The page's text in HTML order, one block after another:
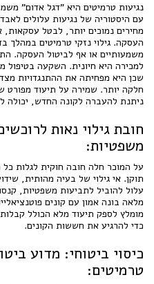
נגיעות טרמיטים היא "דגל אדום"
עם היסטוריה של נגיעות עלולים
מחירים נמוכים יותר, לבטל
העסקה. גילוי נזקי טרמיטים במהלך
משמעותיים או אף לביטול העסקה.
למכירה היא חיונית. השקעה
שכן היא מפחיתה את ההתנגדויות
חלקה יותר. שמירה על תיעוד מפורט
ניתנת להעברה לקונה החדש, יכולה
חובת גילוי נאות
משפטיות:
על המוכר חלה חובה חוקית לגלות כל
תוקן. אי גילוי של בעיה מהותית,
עלול להוביל לתביעות משפטיות,
מלאה בונה אמון עם קונים
מומלץ לספק תיעוד מלא הכולל
כדי להרגיע את חששות הקונים.
כיסוי ביטוחי: מדוע
טרמיטים: